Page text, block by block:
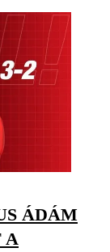
ÁDÁM
A